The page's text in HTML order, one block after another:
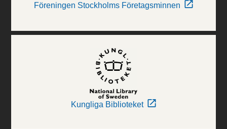
Föreningen Stockholms Företagsminnen
Kungliga Biblioteket